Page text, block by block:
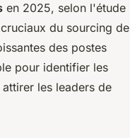
en 2025, selon l'étude
du sourcing de
des postes
pour identifier les
les leaders de